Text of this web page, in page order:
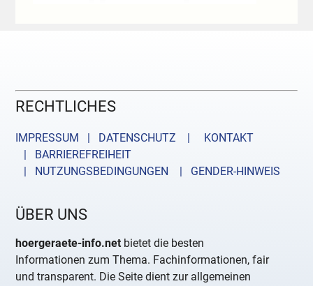
RECHTLICHES
IMPRESSUM | DATENSCHUTZ |
KONTAKT
| BARRIEREFREIHEIT
| NUTZUNGSBEDINGUNGEN
| GENDER-HINWEIS
ÜBER UNS
hoergeraete-info.net bietet die besten
Informationen zum Thema. Fachinformationen, fair
und transparent. Die Seite dient zur allgemeinen